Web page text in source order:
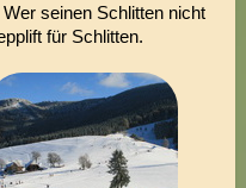
seinen Schlitten nicht
für Schlitten.